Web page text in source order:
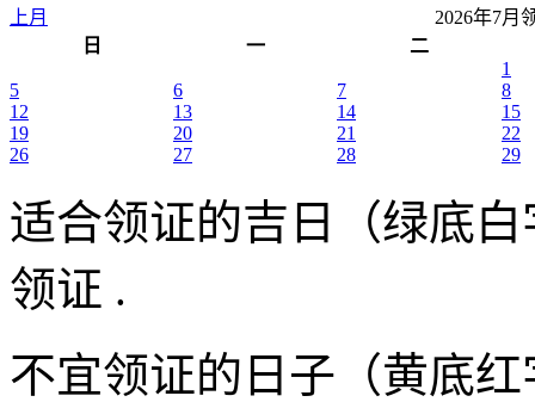
上月
2026年7月
日
一
二
1
5
6 7
8
12
13 14
15
19
20 21
22
26
27 28 29
适合领证的吉日（绿底白
领证 .
不宜领证的日子（黄底红